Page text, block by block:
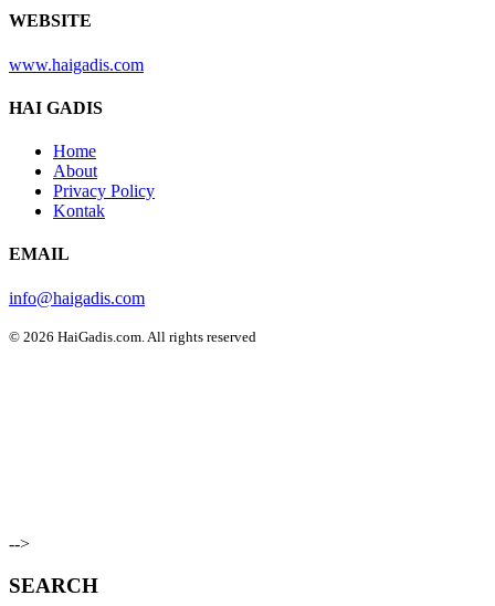
WEBSITE
www.haigadis.com
HAI GADIS
Home
About
Privacy Policy
Kontak
EMAIL
info@haigadis.com
© 2026 HaiGadis.com. All rights reserved
-->
SEARCH